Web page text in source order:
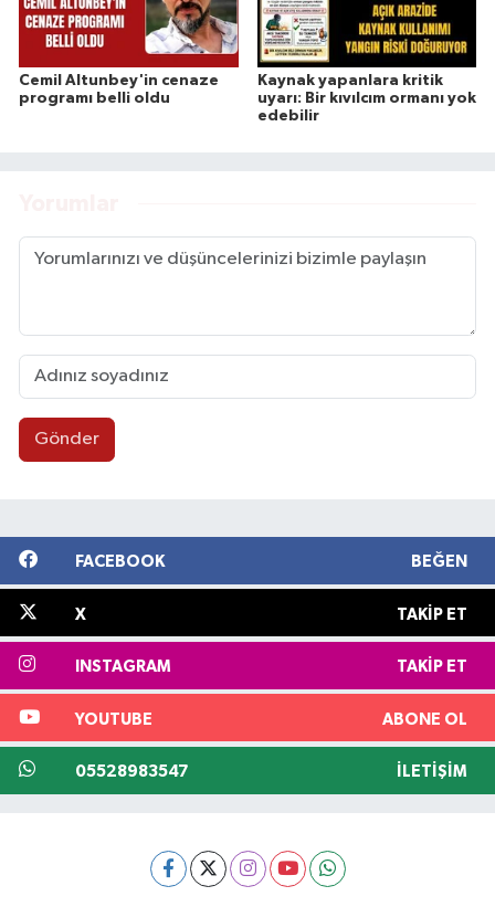
Cemil Altunbey'in cenaze
programı belli oldu
Kaynak yapanlara kritik
uyarı: Bir kıvılcım ormanı yok
edebilir
Gönder
FACEBOOK BEĞEN
X TAKIP ET
INSTAGRAM TAKIP ET
YOUTUBE ABONE OL
05528983547 İLETIŞIM